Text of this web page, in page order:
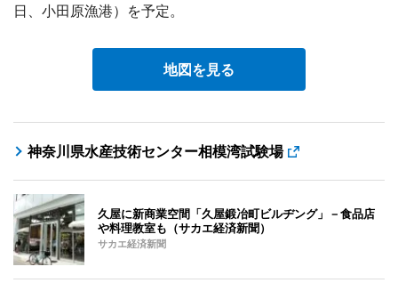
日、小田原漁港）を予定。
地図を見る
神奈川県水産技術センター相模湾試験場
久屋に新商業空間「久屋鍛冶町ビルヂング」－食品店
や料理教室も（サカエ経済新聞）
サカエ経済新聞